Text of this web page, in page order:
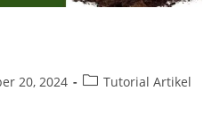
20, 2024 Tutorial Artikel